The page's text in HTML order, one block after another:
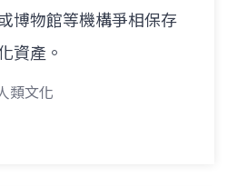
博物館等機構爭相保存
資產。
類文化